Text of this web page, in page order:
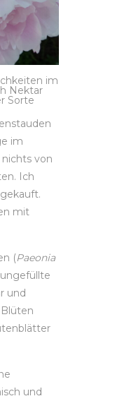
im
Nektar
Sorte
im
von
Ich
mit
(Paeonia
und
und